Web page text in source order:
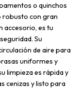
o quinchos
robusto con gran
accesorio, es tu
Su
de aire para
uniformes y
limpieza es rápida y
cenizas y listo para